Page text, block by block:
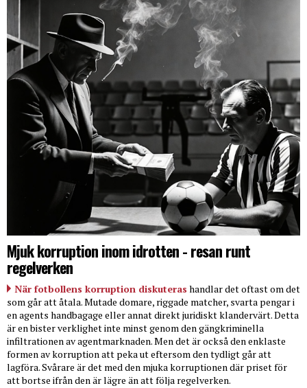
Mjuk korruption inom idrotten - resan runt
regelverken
När fotbollens korruption diskuteras handlar det oftast om det
som går att åtala. Mutade domare, riggade matcher, svarta pengar i
en agents handbagage eller annat direkt juridiskt klandervärt. Detta
är en bister verklighet inte minst genom den gängkriminella
infiltrationen av agentmarknaden. Men det är också den enklaste
formen av korruption att peka ut eftersom den tydligt går att
lagföra. Svårare är det med den mjuka korruptionen där priset för
att bortse ifrån den är lägre än att följa regelverken.